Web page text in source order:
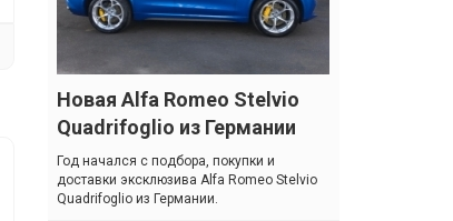
Новая Alfa Romeo Stelvio
Quadrifoglio из Германии
Год начался с подбора, покупки и
доставки эксклюзива Alfa Romeo Stelvio
Quadrifoglio из Германии.